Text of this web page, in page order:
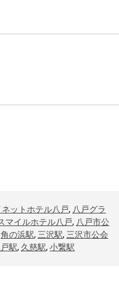
ットホテル八戸, 八戸グラ
マイルホテル八戸, 八戸市公
角の浜駅, 三沢駅, 三沢市公会
駅, 久慈駅, 小繋駅